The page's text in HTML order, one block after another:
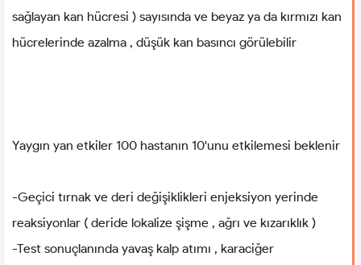
sağlayan kan hücresi ) sayısında ve beyaz ya da kırmızı kan
hücrelerinde azalma , düşük kan basıncı görülebilir
Yaygın yan etkiler 100 hastanın 10'unu etkilemesi beklenir
-Geçici tırnak ve deri değişiklikleri enjeksiyon yerinde
reaksiyonlar ( deride lokalize şişme , ağrı ve kızarıklık )
-Test sonuçlanında yavaş kalp atımı , karaciğer